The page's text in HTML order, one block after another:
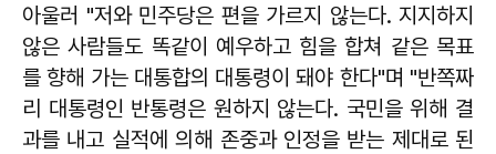
아울러 "저와 민주당은 편을 가르지 않는다. 지지하지
않은 사람들도 똑같이 예우하고 힘을 합쳐 같은 목표
를 향해 가는 대통합의 대통령이 돼야 한다"며 "반쪽짜
리 대통령인 반통령은 원하지 않는다. 국민을 위해 결
과를 내고 실적에 의해 존중과 인정을 받는 제대로 된